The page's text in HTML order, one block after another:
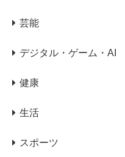
芸能
デジタル・ゲーム・AI
健康
生活
スポーツ